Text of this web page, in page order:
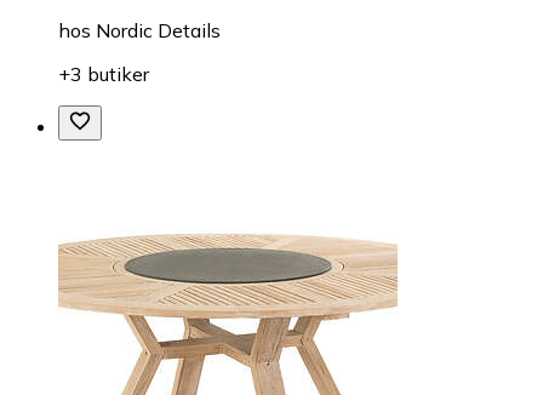
hos Nordic Details
+3 butiker